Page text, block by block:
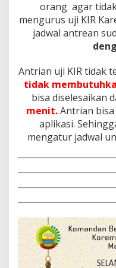
orang agar
mengurus uji KIR
jadwal antrean
Antrian uji KIR tidak
tidak
bisa diselesaikan
menit. Antrian
aplikasi.
mengatur jadwal